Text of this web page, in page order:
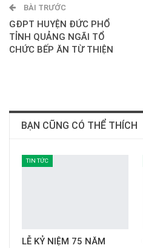
E-mail
BÀI TRƯỚC
GĐPT HUYỆN ĐỨC PHỔ
TỈNH QUẢNG NGÃI TỔ
CHỨC BẾP ĂN TỪ THIỆN
BẠN CŨNG CÓ THỂ THÍCH
TIN TỨC
LỄ KỶ NIỆM 75 NĂM